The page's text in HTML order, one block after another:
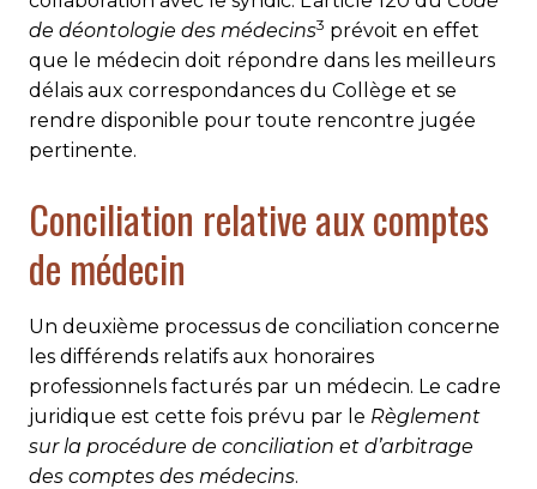
de déontologie des médecins3 prévoit en effet
que le médecin doit répondre dans les meilleurs
délais aux correspondances du Collège et se
rendre disponible pour toute rencontre jugée
pertinente.
Conciliation relative aux comptes
de médecin
Un deuxième processus de conciliation concerne
les différends relatifs aux honoraires
professionnels facturés par un médecin. Le cadre
juridique est cette fois prévu par le Règlement
sur la procédure de conciliation et d’arbitrage
des comptes des médecins.